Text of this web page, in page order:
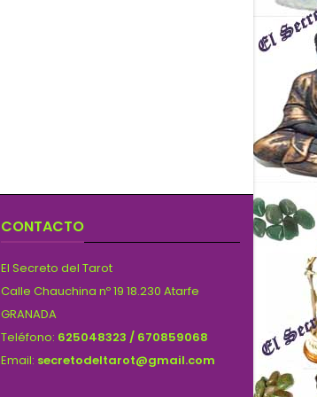
CONTACTO
El Secreto del Tarot
Calle Chauchina nº 19 18.230 Atarfe
GRANADA
Teléfono: 625048323 / 670859068
Email: secretodeltarot@gmail.com